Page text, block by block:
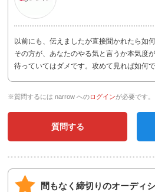
以前にも、伝えましたが直接聞かれたら如
その方が、あなたのやる気と言うか本気度
待っていてはダメです。攻めて見れば如何
※質問するには narrow へのログインが必要です。
質問する
間もなく締切りのオーディ